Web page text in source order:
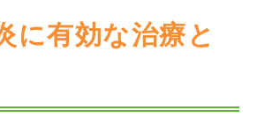
に有効な治療と